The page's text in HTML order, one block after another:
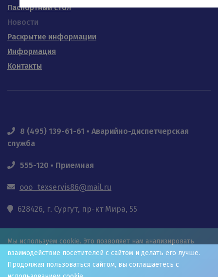
Паспортный стол
Новости
Раскрытие информации
Информация
Контакты
8 (495) 139-61-61 ▪ Аварийно-диспетчерская
служба
555-120 ▪ Приемная
ooo_texservis86@mail.ru
628426, г. Сургут, пр-кт Мира, 55
Мы используем cookie. Это позволяет нам анализировать
взаимодействие посетителей с сайтом и делать его лучше.
Продолжая пользоваться сайтом, вы соглашаетесь с